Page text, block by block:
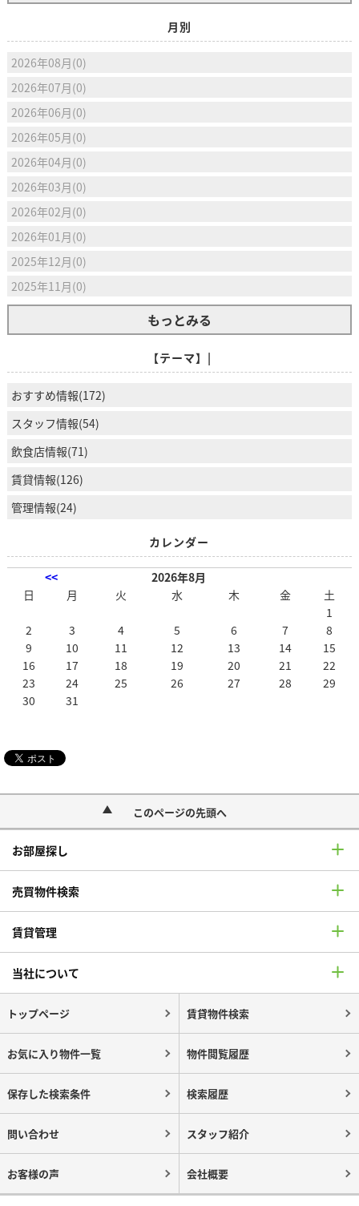
月別
2026年08月(0)
2026年07月(0)
2026年06月(0)
2026年05月(0)
2026年04月(0)
2026年03月(0)
2026年02月(0)
2026年01月(0)
2025年12月(0)
2025年11月(0)
もっとみる
【テーマ】|
おすすめ情報(172)
スタッフ情報(54)
飲食店情報(71)
賃貸情報(126)
管理情報(24)
カレンダー
<<
2026年8月
日
月 火 水 木 金
土
1
2
3 4 5 6 7
8
9
10 11 12 13 14
15
16
17 18 19 20 21
22
23
24 25 26 27 28
29
30
31
このページの先頭へ
お部屋探し
売買物件検索
賃貸管理
当社について
トップページ 賃貸物件検索
お気に入り物件一覧 物件閲覧履歴
保存した検索条件 検索履歴
問い合わせ スタッフ紹介
お客様の声 会社概要